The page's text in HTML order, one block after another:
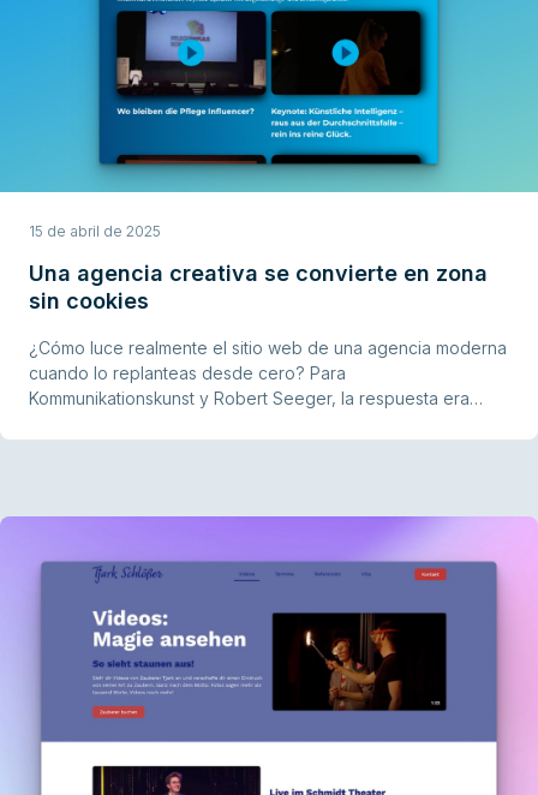
15 de abril de 2025
Una agencia creativa se convierte en zona
sin cookies
¿Cómo luce realmente el sitio web de una agencia moderna
cuando lo replanteas desde cero? Para
Kommunikationskunst y Robert Seeger, la respuesta era